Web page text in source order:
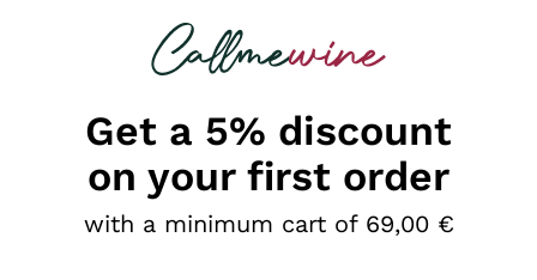
looking for
Get a 5% discount
on your first order
with a minimum cart of 69,00 €